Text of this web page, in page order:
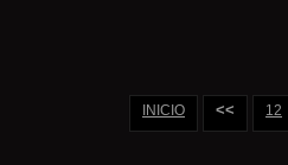
INICIO << 12